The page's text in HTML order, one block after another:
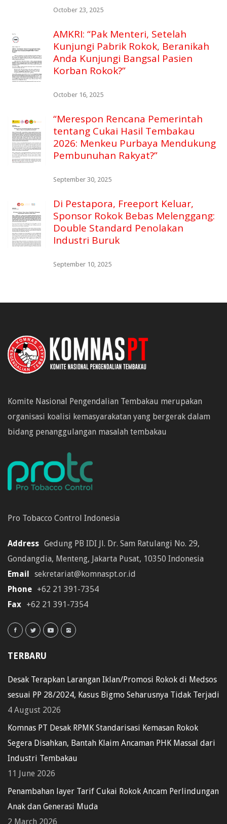
October 23, 2025
AMKRI: “Pak Menteri, Setelah
Kunjungi Pabrik Rokok, Beranikah
Anda Kunjungi Bangsal Pasien
Korban Rokok?”
October 16, 2025
“Merespon Rencana Pemerintah
tentang Cukai Hasil Tembakau
2026: Menkeu Purbaya Mendukung
Pembunuhan Rakyat?”
September 30, 2025
Di Pestapora, Freeport Keluar,
Sponsor Rokok Bebas Melenggang:
Double Standard Penolakan
Industri Buruk
September 10, 2025
Komite Nasional Pengendalian Tembakau merupakan
organisasi koalisi kemasyarakatan yang bergerak dalam
bidang penanggulangan masalah tembakau
Pro Tobacco Control Indonesia
Address Gedung PB IDI Jl. Dr. Sam Ratulangi No. 29,
Gondangdia, Menteng, Jakarta Pusat, 10350 Indonesia
Email
sekretariat@komnaspt.or.id
Phone +62 21 391-7354
Fax +62 21 391-7354
TERBARU
Desak Terapkan Larangan Iklan/Promosi Rokok di Medsos
sesuai PP 28/2024, Kasus Bigmo Seharusnya Tidak Terjadi
4 August 2026
Komnas PT Desak RPMK Standarisasi Kemasan Rokok
Segera Disahkan, Bantah Klaim Ancaman PHK Massal dari
Industri Tembakau
11 June 2026
Penambahan layer Tarif Cukai Rokok Ancam Perlindungan
Anak dan Generasi Muda
2 March 2026